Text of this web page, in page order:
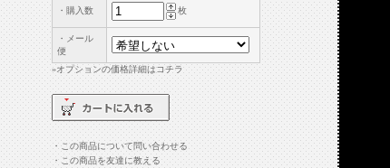
・購入数 枚
・メール
便
»オプションの価格詳細はコチラ
・この商品について問い合わせる
・この商品を友達に教える